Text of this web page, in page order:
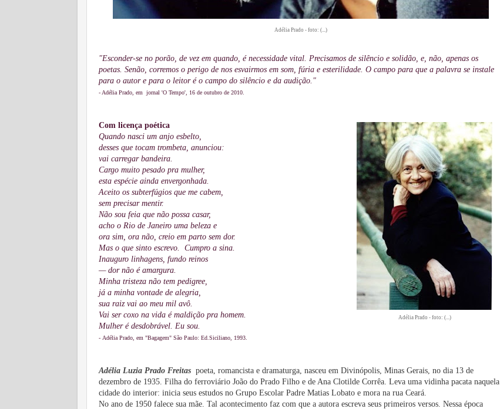
Adélia Prado - foto: (...)
"Esconder-se no porão, de vez em quando, é necessidade vital. Precisamos de silêncio e solidão, e, não, apenas os
poetas. Senão, corremos o perigo de nos esvairmos em som, fúria e esterilidade. O campo para que a palavra se instale
para o autor e para o leitor é o campo do silêncio e da audição."
- Adélia Prado, em jornal 'O Tempo', 16 de outubro de 2010.
Adélia Prado - foto: (...)
Com licença poética
Quando nasci um anjo esbelto,
desses que tocam trombeta, anunciou:
vai carregar bandeira.
Cargo muito pesado pra mulher,
esta espécie ainda envergonhada.
Aceito os subterfúgios que me cabem,
sem precisar mentir.
Não sou feia que não possa casar,
acho o Rio de Janeiro uma beleza e
ora sim, ora não, creio em parto sem dor.
Mas o que sinto escrevo. Cumpro a sina.
Inauguro linhagens, fundo reinos
— dor não é amargura.
Minha tristeza não tem pedigree,
já a minha vontade de alegria,
sua raiz vai ao meu mil avô.
Vai ser coxo na vida é maldição pra homem.
Mulher é desdobrável. Eu sou.
- Adélia Prado, em "Bagagem" São Paulo: Ed.Siciliano, 1993.
Adélia Luzia Prado Freitas poeta, romancista e dramaturga, nasceu em Divinópolis, Minas Gerais, no dia 13 de
dezembro de 1935. Filha do ferroviário João do Prado Filho e de Ana Clotilde Corrêa. Leva uma vidinha pacata naquela
cidade do interior: inicia seus estudos no Grupo Escolar Padre Matias Lobato e mora na rua Ceará.
No ano de 1950 falece sua mãe. Tal acontecimento faz com que a autora escreva seus primeiros versos. Nessa época